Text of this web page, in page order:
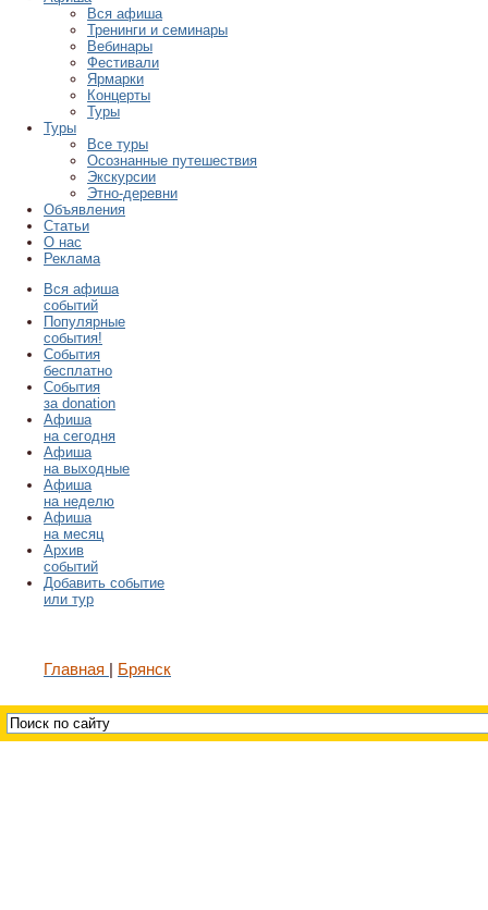
Вся афиша
Тренинги и семинары
Вебинары
Фестивали
Ярмарки
Концерты
Туры
Туры
Все туры
Осознанные путешествия
Экскурсии
Этно-деревни
Объявления
Статьи
О нас
Реклама
Вся афиша
событий
Популярные
события!
События
бесплатно
События
за donation
Афиша
на сегодня
Афиша
на выходные
Афиша
на неделю
Афиша
на месяц
Архив
событий
Добавить событие
или тур
Главная Брянск